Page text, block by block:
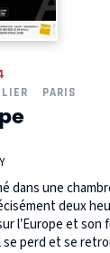
PARIS
dans une
deux
l’Europe et son
perd et se